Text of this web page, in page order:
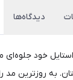
دیدگاه‌ها
استایل خود
به روزترین مد